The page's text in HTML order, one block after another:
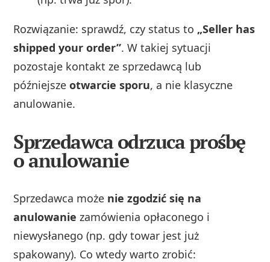
Rozwiązanie: sprawdź, czy status to „Seller has
shipped your order”. W takiej sytuacji
pozostaje kontakt ze sprzedawcą lub
późniejszeotwarcie sporu, a nie klasyczne
anulowanie.
Sprzedawca odrzuca prośbę
o anulowanie
Sprzedawca może nie zgodzić się na
anulowanie zamówienia opłaconego i
niewysłanego (np. gdy towar jest już
spakowany). Co wtedy warto zrobić: